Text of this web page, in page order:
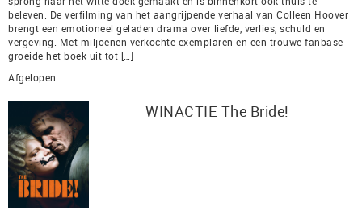
beleven. De verfilming van het aangrijpende verhaal van Colleen Hoover
brengt een emotioneel geladen drama over liefde, verlies, schuld en
vergeving. Met miljoenen verkochte exemplaren en een trouwe fanbase
groeide het boek uit tot […]
Afgelopen
WINACTIE The Bride!